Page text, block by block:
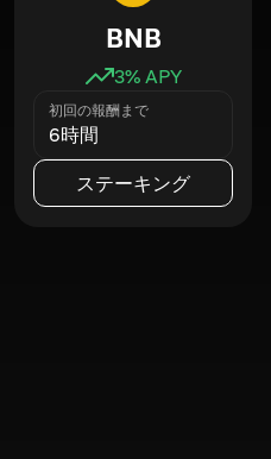
BNB
3% APY
初回の報酬まで
6時間
ステーキング